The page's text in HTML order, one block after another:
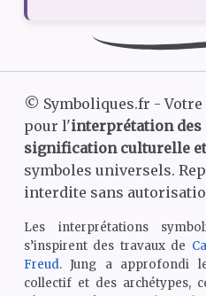
© Symboliques.fr -
pour l'interprétation des
signification culturelle
symboles universels.
interdite sans
Les interprétations
s’inspirent des travaux de
Freud. Jung a approfondi
collectif et des archétypes,